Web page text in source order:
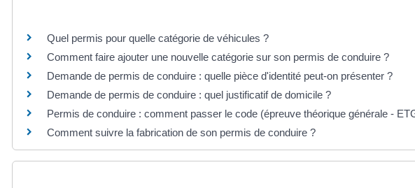
Quel permis pour quelle catégorie de véhicules ?
Comment faire ajouter une nouvelle catégorie sur son permis de conduire ?
Demande de permis de conduire : quelle pièce d'identité peut-on présenter ?
Demande de permis de conduire : quel justificatif de domicile ?
Permis de conduire : comment passer le code (épreuve théorique générale -
Comment suivre la fabrication de son permis de conduire ?